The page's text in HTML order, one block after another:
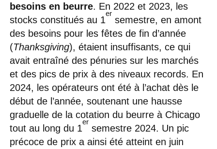
besoins en beurre. En 2022 et 2023, les
stocks constitués au 1
er
semestre, en amont
des besoins pour les fêtes de fin d’année
(Thanksgiving), étaient insuffisants, ce qui
avait entraîné des pénuries sur les marchés
et des pics de prix à des niveaux records. En
2024, les opérateurs ont été à l’achat dès le
début de l’année, soutenant une hausse
graduelle de la cotation du beurre à Chicago
tout au long du 1
er
semestre 2024. Un pic
précoce de prix a ainsi été atteint en juin